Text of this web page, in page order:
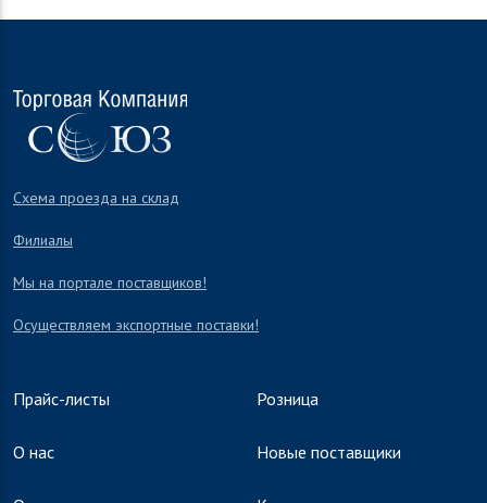
Схема проезда на склад
Филиалы
Мы на портале поставщиков!
Осуществляем экспортные поставки!
Прайс-листы
О нас
Розница
Новые поставщики